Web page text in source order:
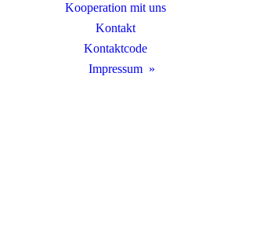
Kooperation mit uns
Kontakt
Kontaktcode
Impressum